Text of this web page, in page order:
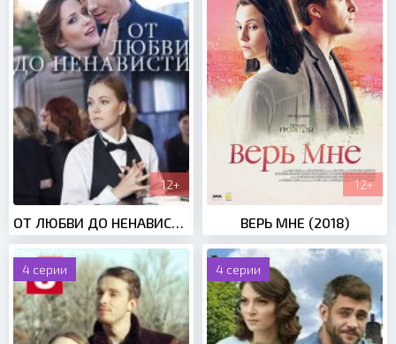
12+ 12+
ВЕРЬ МНЕ (2018)
4 серии 4 серии